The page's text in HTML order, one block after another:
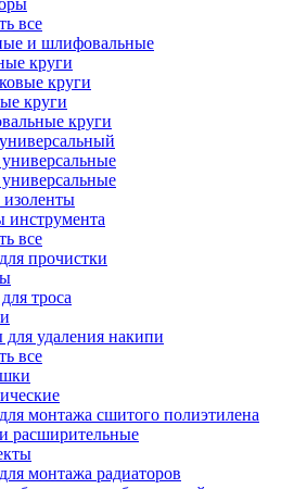
все
и шлифовальные
круги
круги
круги
круги
инструмента
все
прочистки
троса
для удаления накипи
все
монтажа сшитого полиэтилена
расширительные
монтажа радиаторов